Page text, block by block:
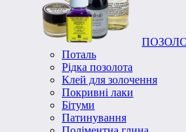
Поталь
Рідка позолота
Клей для золочення
Покривні лаки
Бітуми
Патинування